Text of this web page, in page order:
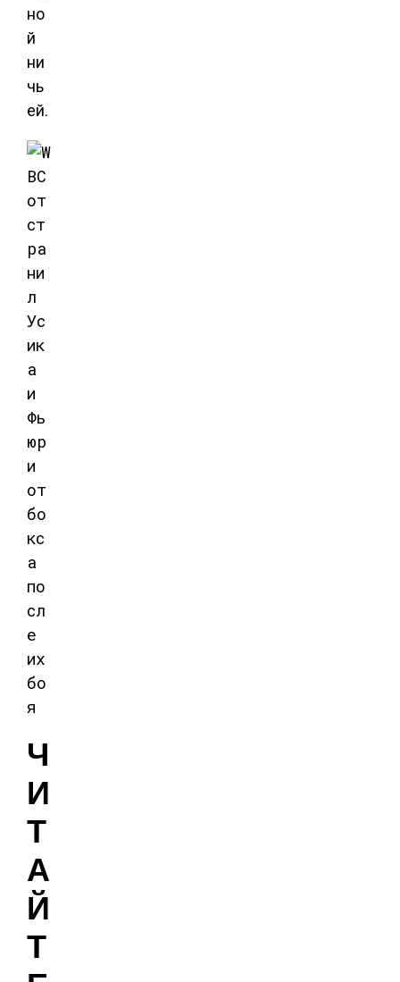
но
й
ни
чь
ей.
Ч
И
Т
А
Й
Т